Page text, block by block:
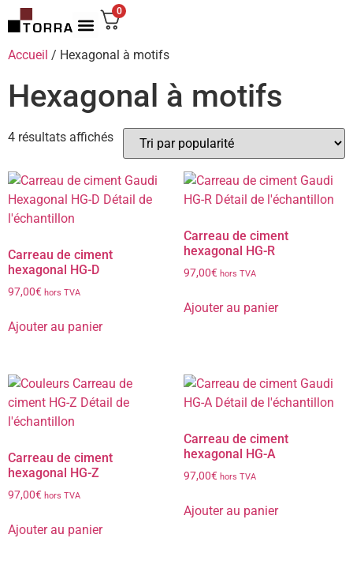
0
Accueil / Hexagonal à motifs
Hexagonal à motifs
4 résultats affichés
Carreau de ciment
hexagonal HG-D
97,00€ hors TVA
Ajouter au panier
Carreau de ciment
hexagonal HG-R
97,00€ hors TVA
Ajouter au panier
Carreau de ciment
hexagonal HG-Z
97,00€ hors TVA
Ajouter au panier
Carreau de ciment
hexagonal HG-A
97,00€ hors TVA
Ajouter au panier